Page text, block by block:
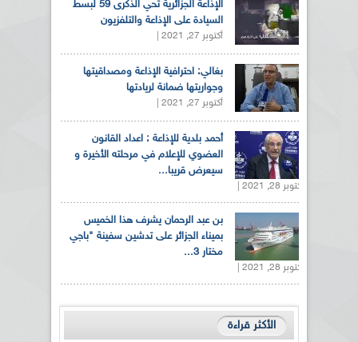
الإذاعة الجزائرية تحي الذكرى 59 لبسط
السيادة على الإذاعة والتلفزيون
أكتوبر 27, 2021 |
بغالي: احترافية الإذاعة ومصداقيتها
وجواريتها ضمانة لريادتها
أكتوبر 27, 2021 |
أحمد بلدية للإذاعة : اعداد القانون
العضوي للإعلام في مرحلته الأخيرة و
سيعرض قريبا...
أكتوبر 28, 2021 |
بن عبد الرحمان يشرف هذا الخميس
بميناء الجزائر على تدشين سفينة "باجي
مختار 3...
أكتوبر 28, 2021 |
الأكثر قراءة